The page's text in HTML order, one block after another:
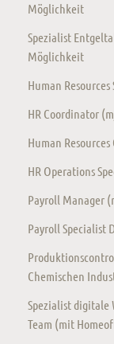
Möglichkeit
Spezialist
Möglichkeit
Human
HR Coordinator
Human
HR Operations
Payroll Manager
Payroll Specialist
Chemischen
Spezialist digitale
Team (mit